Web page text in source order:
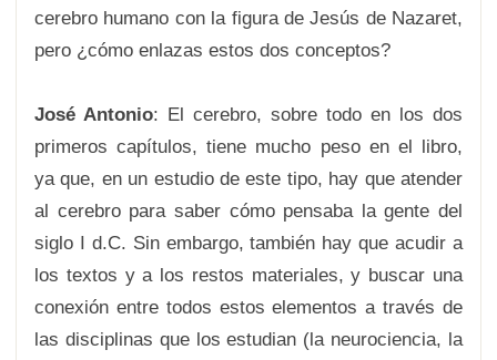
cerebro humano con la figura de Jesús de Nazaret,
pero ¿cómo enlazas estos dos conceptos?
José Antonio: El cerebro, sobre todo en los dos
primeros capítulos, tiene mucho peso en el libro,
ya que, en un estudio de este tipo, hay que atender
al cerebro para saber cómo pensaba la gente del
siglo I d.C. Sin embargo, también hay que acudir a
los textos y a los restos materiales, y buscar una
conexión entre todos estos elementos a través de
las disciplinas que los estudian (la neurociencia, la